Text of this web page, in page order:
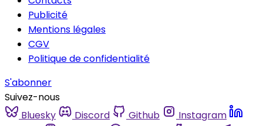
Publicité
Mentions légales
CGV
Politique de confidentialité
S'abonner
Suivez-nous
Bluesky
Discord Github
Instagram